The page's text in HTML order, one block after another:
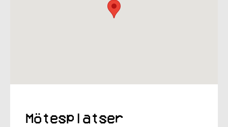
Mötesplatser